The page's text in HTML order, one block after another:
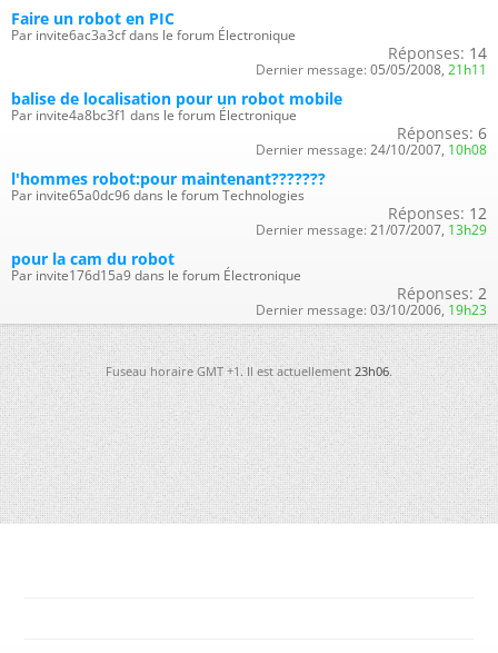
Faire un robot en PIC
Par invite6ac3a3cf dans le forum Électronique
Réponses: 14
Dernier message: 05/05/2008, 21h11
balise de localisation pour un robot mobile
Par invite4a8bc3f1 dans le forum Électronique
Réponses: 6
Dernier message: 24/10/2007, 10h08
l'hommes robot:pour maintenant???????
Par invite65a0dc96 dans le forum Technologies
Réponses: 12
Dernier message: 21/07/2007, 13h29
pour la cam du robot
Par invite176d15a9 dans le forum Électronique
Réponses: 2
Dernier message: 03/10/2006, 19h23
Fuseau horaire GMT +1. Il est actuellement23h06.